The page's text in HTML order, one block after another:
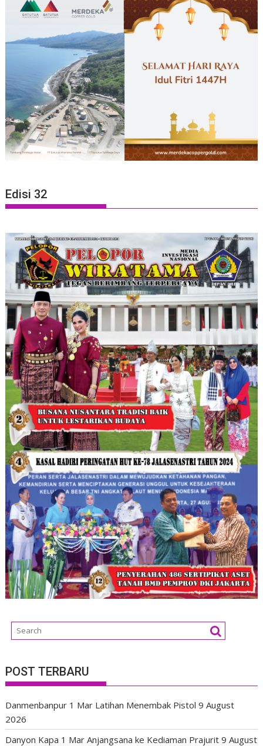
Edisi 32
POST TERBARU
Danmenbanpur 1 Mar Latihan Menembak Pistol 9 August
2026
Danyon Kapa 1 Mar Anjangsana ke Kediaman Prajurit 9 August